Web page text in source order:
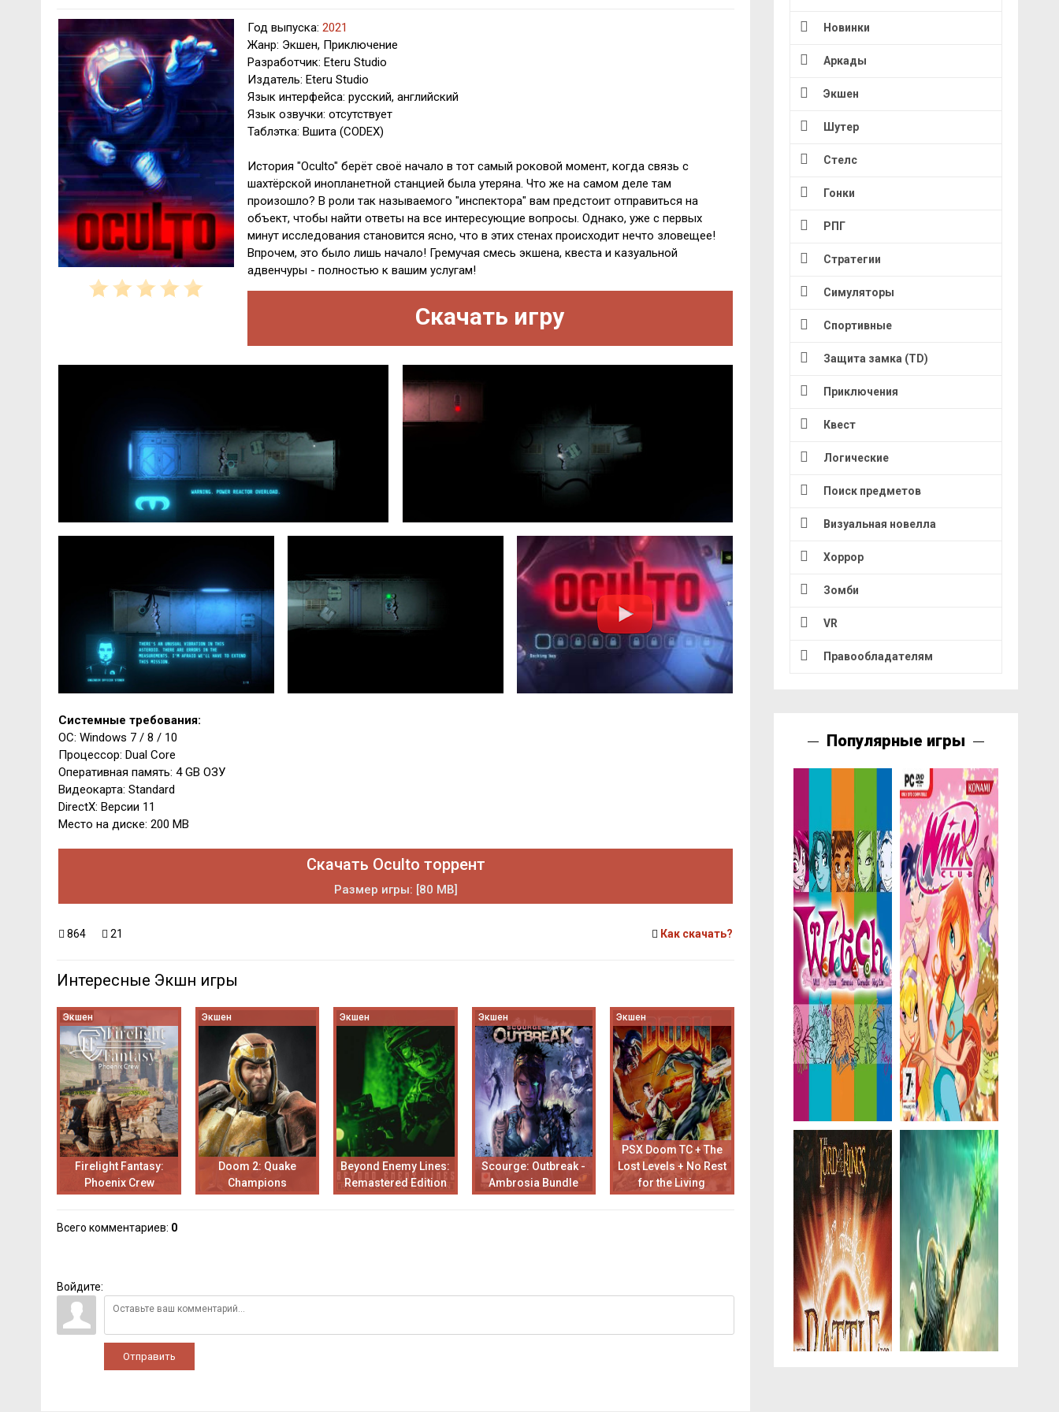
Год выпуска: 2021
Жанр: Экшен, Приключение
Разработчик: Eteru Studio
Издатель: Eteru Studio
Язык интерфейса: русский, английский
Язык озвучки: отсутствует
Таблэтка: Вшита (CODEX)
История "Oculto" берёт своё начало в тот самый роковой момент, когда связь с
шахтёрской инопланетной станцией была утеряна. Что же на самом деле там
произошло? В роли так называемого "инспектора" вам предстоит отправиться на
объект, чтобы найти ответы на все интересующие вопросы. Однако, уже с первых
минут исследования становится ясно, что в этих стенах происходит нечто зловещее!
Впрочем, это было лишь начало! Гремучая смесь экшена, квеста и казуальной
адвенчуры - полностью к вашим услугам!
Скачать игру
Системные требования:
ОС: Windows 7 / 8 / 10
Процессор: Dual Core
Оперативная память: 4 GB ОЗУ
Видеокарта: Standard
DirectX: Версии 11
Место на диске: 200 MB
Скачать Oculto торрент
Размер игры: [80 MB]
864 21 Как скачать?
Интересные Экшн игры
Экшен
Firelight Fantasy:
Phoenix Crew
Экшен
Doom 2: Quake
Champions
Экшен
Beyond Enemy Lines:
Remastered Edition
Экшен
Scourge: Outbreak -
Ambrosia Bundle
Экшен
PSX Doom TC + The
Lost Levels + No Rest
for the Living
Всего комментариев: 0
Войдите:
Отправить
Новинки
Аркады
Экшен
Шутер
Стелс
Гонки
РПГ
Стратегии
Симуляторы
Спортивные
Защита замка (TD)
Приключения
Квест
Логические
Поиск предметов
Визуальная новелла
Хоррор
Зомби
VR
Правообладателям
Популярные игры